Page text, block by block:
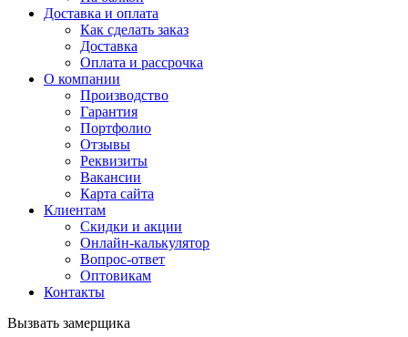
Доставка и оплата
Как сделать заказ
Доставка
Оплата и рассрочка
О компании
Производство
Гарантия
Портфолио
Отзывы
Реквизиты
Вакансии
Карта сайта
Клиентам
Скидки и акции
Онлайн-калькулятор
Вопрос-ответ
Оптовикам
Контакты
Вызвать замерщика